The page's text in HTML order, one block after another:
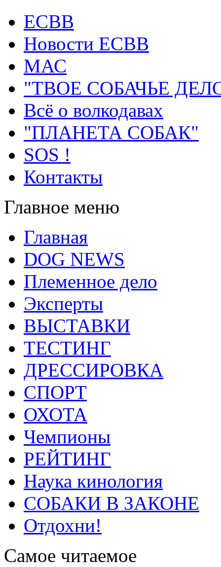
ECВB
Новости ЕСВВ
МАС
"ТВОЕ СОБАЧЬЕ
Всё о волкодавах
"ПЛАНЕТА СОБАК"
SOS !
Контакты
Главное меню
Главная
DOG NEWS
Племенное дело
Эксперты
ВЫСТАВКИ
ТЕСТИНГ
ДРЕССИРОВКА
СПОРТ
ОХОТА
Чемпионы
РЕЙТИНГ
Наука кинология
СОБАКИ В ЗАКОНЕ
Отдохни!
Самое читаемое